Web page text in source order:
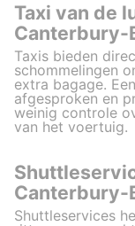
Taxi van de
Canterbury-
Taxis bieden
schommelingen
extra bagage.
afgesproken en
weinig controle
van het voertuig.
Canterbury-
Shuttleservices